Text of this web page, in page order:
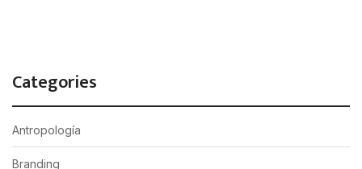
Categories
Antropología
Branding